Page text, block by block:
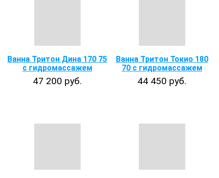
Ванна Тритон Дина 170 75
с гидромассажем
47 200 руб.
Ванна Тритон Токио 180
70 с гидромассажем
44 450 руб.